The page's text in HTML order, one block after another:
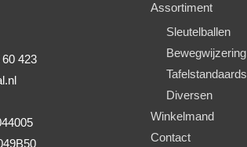
423
Assortiment
Sleutelballen
Bewegwijzering
Tafelstandaards
Diversen
Winkelmand
Contact